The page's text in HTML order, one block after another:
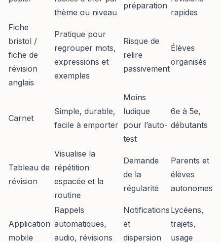
thème ou niveau
préparation
rapides
Fiche
bristol /
fiche de
révision
anglais
Pratique pour
regrouper mots,
expressions et
exemples
Risque de
relire
passivement
Élèves
organisés
Carnet
Simple, durable,
facile à emporter
Moins
ludique
pour l’auto-
test
6e à 5e,
débutants
Tableau de
révision
Visualise la
répétition
espacée et la
routine
Demande
de la
régularité
Parents et
élèves
autonomes
Application
mobile
Rappels
automatiques,
audio, révisions
Notifications
et
dispersion
Lycéens,
trajets,
usage